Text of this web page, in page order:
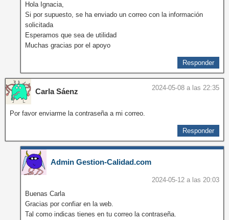
Hola Ignacia,
Si por supuesto, se ha enviado un correo con la información
solicitada
Esperamos que sea de utilidad
Muchas gracias por el apoyo
Responder
Carla Sáenz 2024-05-08 a las 22:35
Por favor enviarme la contraseña a mi correo.
Responder
Admin Gestion-Calidad.com
2024-05-12 a las 20:03
Buenas Carla
Gracias por confiar en la web.
Tal como indicas tienes en tu correo la contraseña.